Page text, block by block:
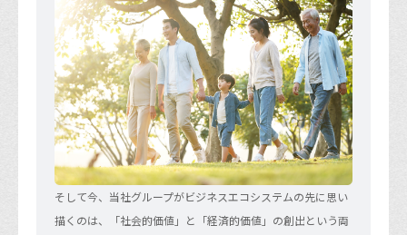
そして今、当社グループがビジネスエコシステムの先に思い
描くのは、「社会的価値」と「経済的価値」の創出という両